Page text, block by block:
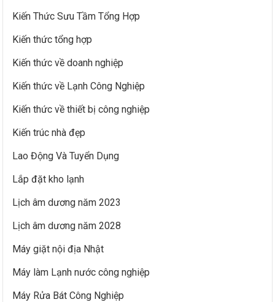
Kiến Thức Sưu Tầm Tổng Hợp
Kiến thức tổng hợp
Kiến thức về doanh nghiệp
Kiến thức về Lạnh Công Nghiệp
Kiến thức về thiết bị công nghiệp
Kiến trúc nhà đẹp
Lao Động Và Tuyển Dụng
Lắp đặt kho lạnh
Lịch âm dương năm 2023
Lịch âm dương năm 2028
Máy giặt nội địa Nhật
Máy làm Lạnh nước công nghiệp
Máy Rửa Bát Công Nghiệp